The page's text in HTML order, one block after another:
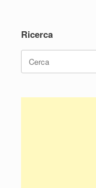
Ricerca
Ricerca
per: